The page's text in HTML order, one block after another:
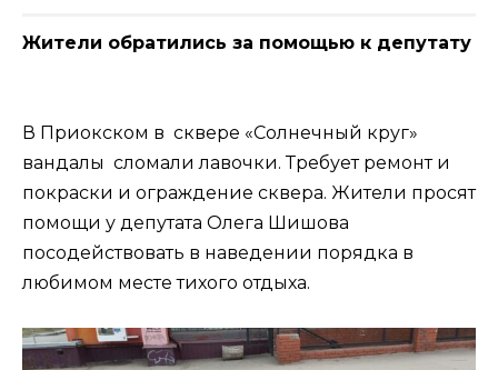
Жители обратились за помощью к депутату
В Приокском в сквере «Солнечный круг»
вандалы сломали лавочки. Требует ремонт и
покраски и ограждение сквера. Жители просят
помощи у депутата Олега Шишова
посодействовать в наведении порядка в
любимом месте тихого отдыха.